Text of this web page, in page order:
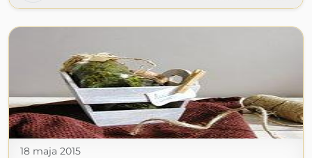
18 maja 2015